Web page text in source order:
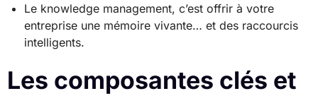
Le knowledge management, c’est offrir à votre
entreprise une mémoire vivante… et des raccourcis
intelligents.
Les composantes clés et